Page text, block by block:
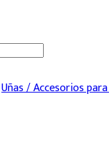
Uñas / Accesorios